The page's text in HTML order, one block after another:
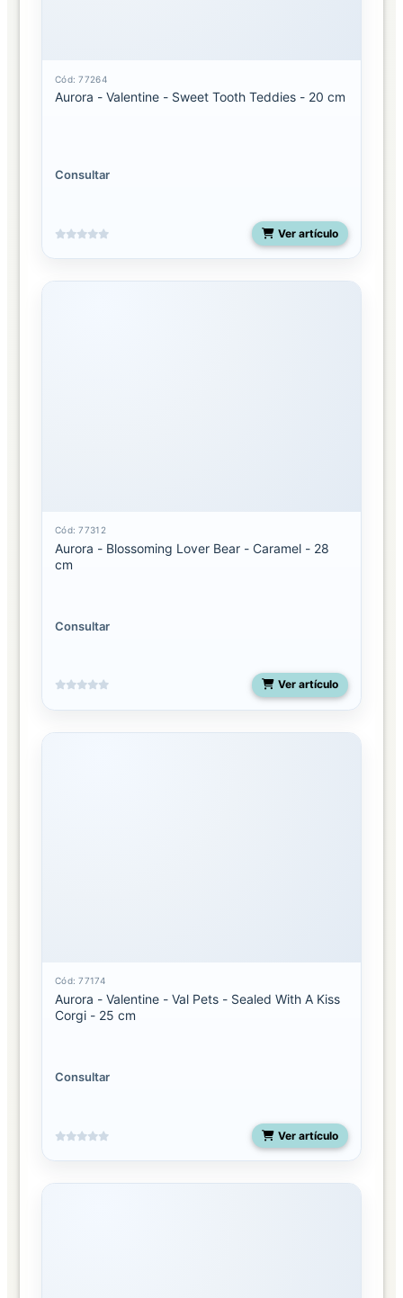
Cód: 77264
Aurora - Valentine - Sweet Tooth Teddies - 20 cm
Consultar
Ver artículo
Cód: 77312
Aurora - Blossoming Lover Bear - Caramel - 28
cm
Consultar
Ver artículo
Cód: 77174
Aurora - Valentine - Val Pets - Sealed With A Kiss
Corgi - 25 cm
Consultar
Ver artículo